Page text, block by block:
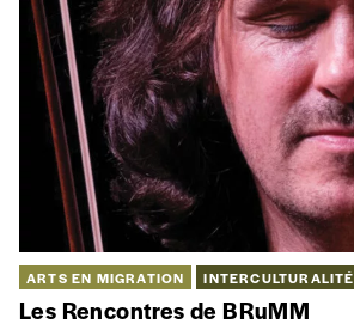
ARTS EN MIGRATION INTERCULTURALITÉ
Les Rencontres de BRuMM